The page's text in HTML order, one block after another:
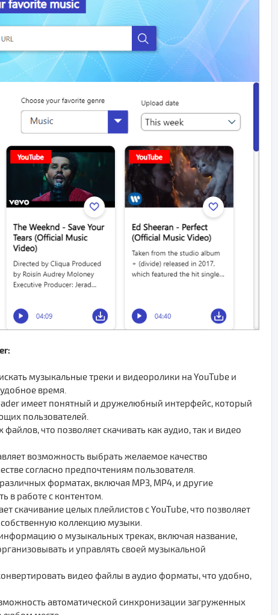
музыкальные треки и видеоролики на YouTube и
время.
имеет понятный и дружелюбный интерфейс, который
пользователей.
что позволяет скачивать как аудио, так и видео
возможность выбрать желаемое качество
согласно предпочтениям пользователя.
форматах, включая MP3, MP4, и другие
в работе с контентом.
скачивание целых плейлистов с YouTube, что позволяет
коллекцию музыки.
о музыкальных треках, включая название,
и управлять своей музыкальной
видео файлы в аудио форматы, что удобно,
автоматической синхронизации загруженных